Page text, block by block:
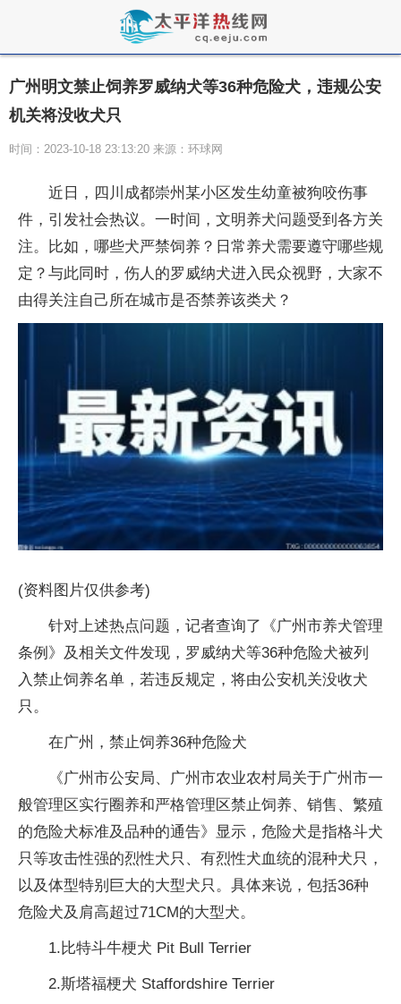
广州明文禁止饲养罗威纳犬等36种危险犬，违规公安
机关将没收犬只
时间：2023-10-18 23:13:20 来源：环球网
​​近日，四川成都崇州某小区发生幼童被狗咬伤事
件，引发社会热议。一时间，文明养犬问题受到各方关
注。比如，哪些犬严禁饲养？日常养犬需要遵守哪些规
定？与此同时，伤人的罗威纳犬进入民众视野，大家不
由得关注自己所在城市是否禁养该类犬？
(资料图片仅供参考)
针对上述热点问题，记者查询了《广州市养犬管理
条例》及相关文件发现，罗威纳犬等36种危险犬被列
入禁止饲养名单，若违反规定，将由公安机关没收犬
只。
在广州，禁止饲养36种危险犬
《广州市公安局、广州市农业农村局关于广州市一
般管理区实行圈养和严格管理区禁止饲养、销售、繁殖
的危险犬标准及品种的通告》显示，危险犬是指格斗犬
只等攻击性强的烈性犬只、有烈性犬血统的混种犬只，
以及体型特别巨大的大型犬只。具体来说，包括36种
危险犬及肩高超过71CM的大型犬。
1.比特斗牛梗犬 Pit Bull Terrier
2.斯塔福梗犬 Staffordshire Terrier